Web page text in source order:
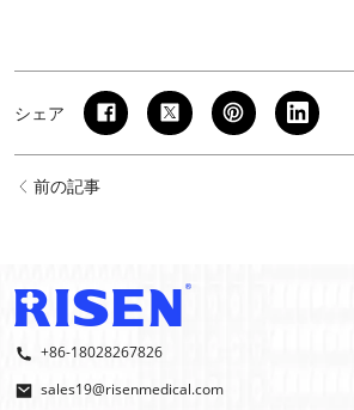
シェア
前の記事
+86-18028267826
sales19@risenmedical.com